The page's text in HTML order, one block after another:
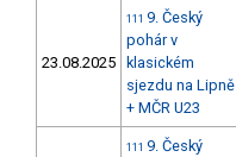
23.08.2025
111 9. Český
pohár v
klasickém
sjezdu na Lipně
+ MČR U23
111 9. Český